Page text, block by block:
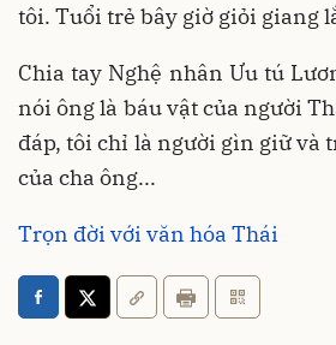
tôi. Tuổi trẻ bây giờ giỏi giang
Chia tay Nghệ nhân Ưu tú
nói ông là báu vật của người
đáp, tôi chỉ là người gìn giữ và
của cha ông...
Trọn đời với văn hóa Thái